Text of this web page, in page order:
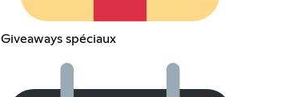
Giveaways spéciaux